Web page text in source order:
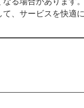
検査の
、サービスを快適